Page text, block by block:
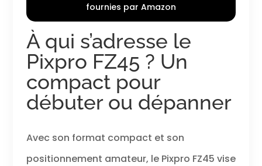
l'appareil photo
est équipé d'un
zoom optique 4x,
permettant de
capturer des
sujets éloignés
avec précision.
ENREGISTREMENT
VIDEO HD -
peut enregistrer
des vidéos en
haute définition
fournies par Amazon
À qui s’adresse le
Pixpro FZ45 ? Un
compact pour
débuter ou dépanner
Avec son format compact et son
positionnement amateur, le Pixpro FZ45 vise